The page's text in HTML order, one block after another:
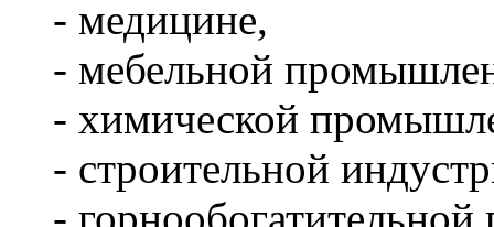
- медицине,
- мебельной
- химической
- строительной